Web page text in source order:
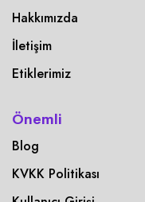
Hakkımızda
İletişim
Etiklerimiz
Önemli
Blog
KVKK Politikası